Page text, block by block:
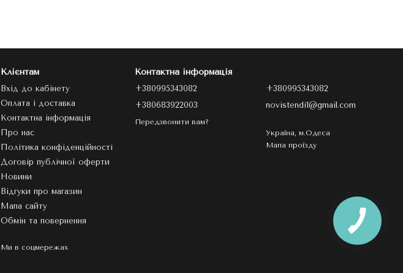
Клієнтам
Вхід до кабінету
Оплата і доставка
Контактна інформація
Про нас
Політика конфіденційності
Договір публічної оферти
Новини
Відгуки про магазин
Мапа сайту
Обмін та повернення
Ми в соцмережах
Контактна інформація
+380995343082
+380683922003
Передзвонити вам?
+380995343082
novistendi1@gmail.com
Україна, м.Одеса
Мапа проїзду